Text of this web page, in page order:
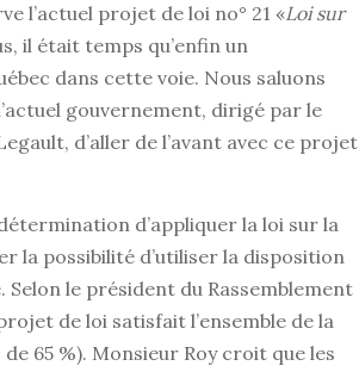
l’actuel projet de loi no° 21 «Loi sur
il était temps qu’enfin un
dans cette voie. Nous saluons
gouvernement, dirigé par le
d’aller de l’avant avec ce projet
d’appliquer la loi sur la
la possibilité d’utiliser la disposition
le président du Rassemblement
de loi satisfait l’ensemble de la
65 %). Monsieur Roy croit que les